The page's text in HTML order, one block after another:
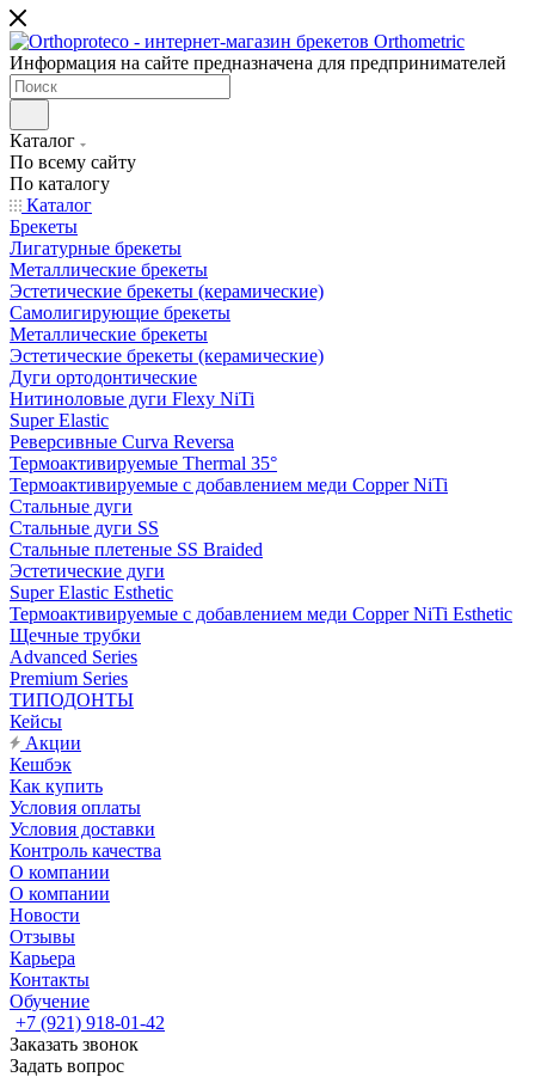
Информация на сайте предназначена для предпринимателей
Каталог
По всему сайту
По каталогу
Каталог
Брекеты
Лигатурные брекеты
Металлические брекеты
Эстетические брекеты (керамические)
Самолигирующие брекеты
Металлические брекеты
Эстетические брекеты (керамические)
Дуги ортодонтические
Нитиноловые дуги Flexy NiTi
Super Elastic
Реверсивные Curva Reversa
Термоактивируемые Thermal 35°
Термоактивируемые с добавлением меди Copper NiTi
Стальные дуги
Стальные дуги SS
Стальные плетеные SS Braided
Эстетические дуги
Super Elastic Esthetic
Термоактивируемые с добавлением меди Copper NiTi Esthetic
Щечные трубки
Advanced Series
Premium Series
ТИПОДОНТЫ
Кейсы
Акции
Кешбэк
Как купить
Условия оплаты
Условия доставки
Контроль качества
О компании
О компании
Новости
Отзывы
Карьера
Контакты
Обучение
+7 (921) 918-01-42
Заказать звонок
Задать вопрос